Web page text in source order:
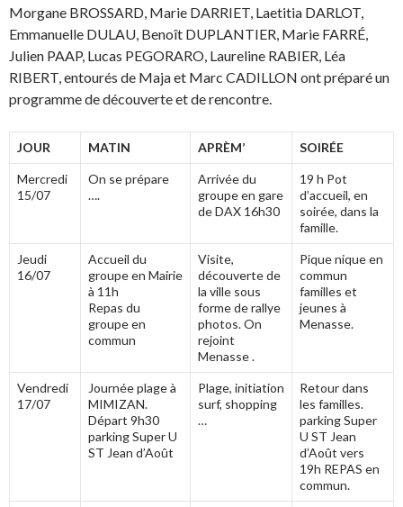
Morgane BROSSARD, Marie DARRIET, Laetitia DARLOT,
Emmanuelle DULAU, Benoît DUPLANTIER, Marie FARRÉ,
Julien PAAP, Lucas PEGORARO, Laureline RABIER, Léa
RIBERT, entourés de Maja et Marc CADILLON ont préparé un
programme de découverte et de rencontre.
JOUR MATIN APRÈM’ SOIRÉE
Mercredi
15/07
On se prépare
….
Arrivée du
groupe en gare
de DAX 16h30
19 h Pot
d’accueil, en
soirée, dans la
famille.
Jeudi
16/07
Accueil du
groupe en Mairie
à 11h
Repas du
groupe en
commun
Visite,
découverte de
la ville sous
forme de rallye
photos. On
rejoint
Menasse .
Pique nique en
commun
familles et
jeunes à
Menasse.
Vendredi
17/07
Journée plage à
MIMIZAN.
Départ 9h30
parking Super U
ST Jean d’Août
Plage, initiation
surf, shopping
…
Retour dans
les familles.
parking Super
U ST Jean
d’Août vers
19h REPAS en
commun.